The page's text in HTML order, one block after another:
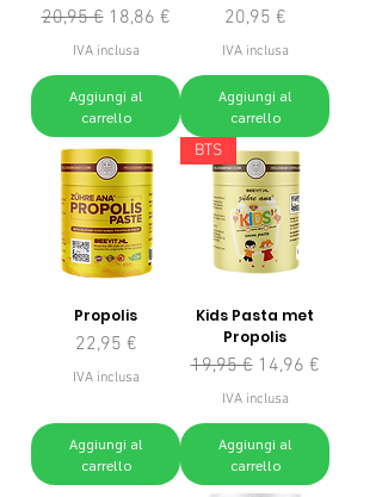
Prezzo regolare
20,95 € Prezzo scontato
18,86 €
IVA inclusa
Aggiungi al
carrello
Prezzo
20,95 €
IVA inclusa
Aggiungi al
carrello
Propolis
Prezzo
22,95 €
IVA inclusa
Aggiungi al
carrello
BTS
Kids Pasta met
Propolis
Prezzo regolare
19,95 € Prezzo scontato
14,96 €
IVA inclusa
Aggiungi al
carrello